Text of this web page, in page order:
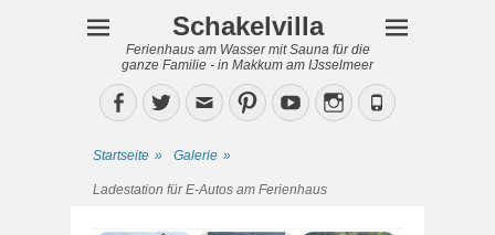
Schakelvilla
Ferienhaus am Wasser mit Sauna für die
ganze Familie - in Makkum am IJsselmeer
Facebook
TwitterEmailPinterestYouTubeInstagram
Phone
Startseite » Galerie »
Ladestation für E-Autos am Ferienhaus